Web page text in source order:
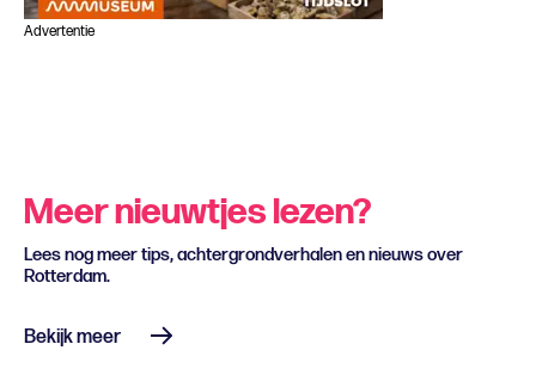
Advertentie
Meer nieuwtjes lezen?
Lees nog meer tips, achtergrondverhalen en nieuws over
Rotterdam.
Bekijk meer